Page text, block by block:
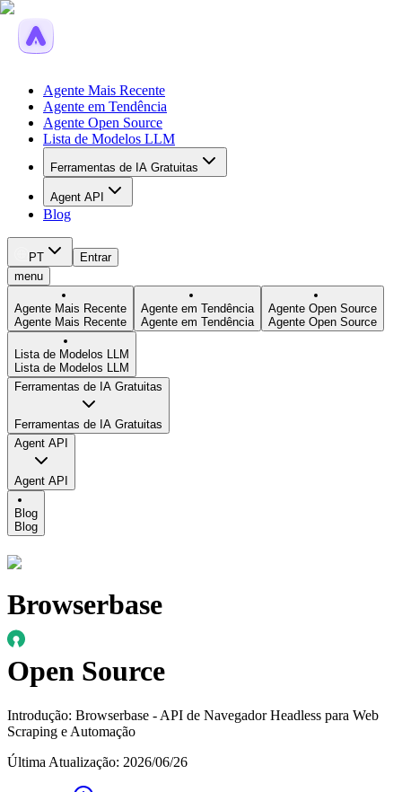
Agente Mais Recente
Agente em Tendência
Agente Open Source
Lista de Modelos LLM
Ferramentas de IA Gratuitas
Agent API
Blog
PT
Entrar
menu
Agente Mais Recente
Agente Mais Recente
Agente em Tendência
Agente em Tendência
Agente Open Source
Agente Open Source
Lista de Modelos LLM
Lista de Modelos LLM
Ferramentas de IA Gratuitas
Ferramentas de IA Gratuitas
Agent API
Agent API
Blog
Blog
Browserbase
Open Source
Introdução: Browserbase - API de Navegador Headless para Web
Scraping e Automação
Última Atualização: 2026/06/26